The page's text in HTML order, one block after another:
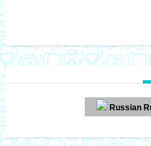
Russian